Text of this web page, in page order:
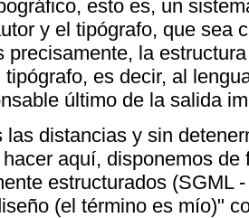
esto es, un
y el tipógrafo, que sea
precisamente, la
es decir, al
último de la salida
las distancias y sin
aquí, disponemos
estructurados (SGML
(el término es mío)"